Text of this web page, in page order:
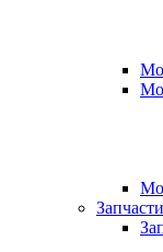
Запчасти